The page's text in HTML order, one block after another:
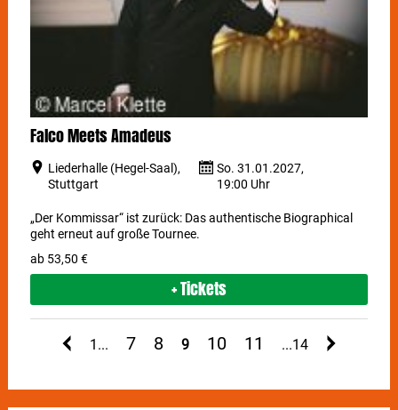
Falco Meets Amadeus
Liederhalle (Hegel-Saal),
Stuttgart
So. 31.01.2027,
19:00 Uhr
„Der Kommissar“ ist zurück: Das authentische Biographical
geht erneut auf große Tournee.
ab 53,50 €
+ Tickets
1 7 8 9 10 11 14